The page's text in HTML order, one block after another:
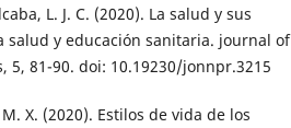
L. J. C. (2020). La salud y sus
y educación sanitaria. journal of
5, 81-90. doi: 10.19230/jonnpr.3215
X. (2020). Estilos de vida de los